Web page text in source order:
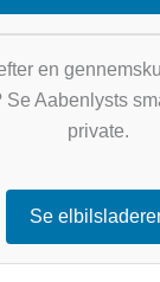
en
Aabenlysts
private.
Se